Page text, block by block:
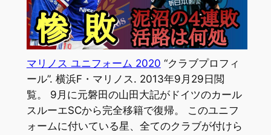
マリノス ユニフォーム 2020 “クラブプロフィ
ール”. 横浜F・マリノス. 2013年9月29日閲
覧。 9月に元磐田の山田大記がドイツのカール
スルーエSCから完全移籍で復帰。 このユニフ
ォームに付いている星、全てのクラブが付けら